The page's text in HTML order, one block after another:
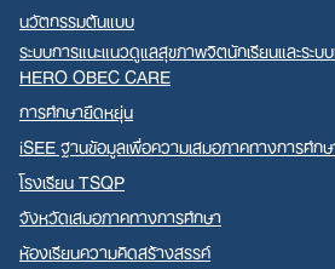
นวัตกรรมต้นแบบ
ระบบการแนะแนวดูแลสุขภาพจิตนักเรียนและระ
HERO OBEC CARE
การศึกษายืดหยุ่น
iSEE ฐานข้อมูลเพื่อความเสมอภาคทางการศึก
โรงเรียน TSQP
จังหวัดเสมอภาคทางการศึกษา
ห้องเรียนความคิดสร้างสรรค์